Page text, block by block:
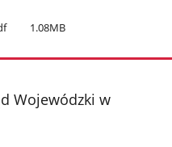
1.08MB
Wojewódzki w